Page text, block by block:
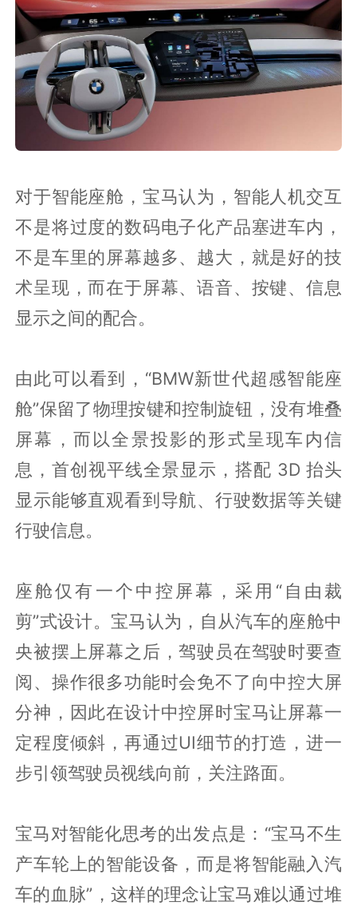
对于智能座舱，宝马认为，智能人机交互
不是将过度的数码电子化产品塞进车内，
不是车里的屏幕越多、越大，就是好的技
术呈现，而在于屏幕、语音、按键、信息
显示之间的配合。
由此可以看到，“BMW新世代超感智能座
舱”保留了物理按键和控制旋钮，没有堆叠
屏幕，而以全景投影的形式呈现车内信
息，首创视平线全景显示，搭配 3D 抬头
显示能够直观看到导航、行驶数据等关键
行驶信息。
座舱仅有一个中控屏幕，采用“自由裁
剪”式设计。宝马认为，自从汽车的座舱中
央被摆上屏幕之后，驾驶员在驾驶时要查
阅、操作很多功能时会免不了向中控大屏
分神，因此在设计中控屏时宝马让屏幕一
定程度倾斜，再通过UI细节的打造，进一
步引领驾驶员视线向前，关注路面。
宝马对智能化思考的出发点是：“宝马不生
产车轮上的智能设备，而是将智能融入汽
车的血脉”，这样的理念让宝马难以通过堆